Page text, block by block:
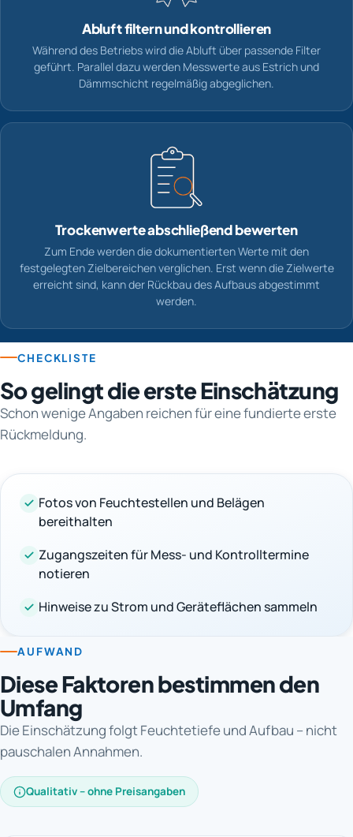
Abluft filtern und kontrollieren
Während des Betriebs wird die Abluft über passende Filter
geführt. Parallel dazu werden Messwerte aus Estrich und
Dämmschicht regelmäßig abgeglichen.
Trockenwerte abschließend bewerten
Zum Ende werden die dokumentierten Werte mit den
festgelegten Zielbereichen verglichen. Erst wenn die Zielwerte
erreicht sind, kann der Rückbau des Aufbaus abgestimmt
werden.
CHECKLISTE
So gelingt die erste Einschätzung
Schon wenige Angaben reichen für eine fundierte erste
Rückmeldung.
Fotos von Feuchtestellen und Belägen
bereithalten
Zugangszeiten für Mess- und Kontrolltermine
notieren
Hinweise zu Strom und Geräteflächen sammeln
AUFWAND
Diese Faktoren bestimmen den
Umfang
Die Einschätzung folgt Feuchtetiefe und Aufbau – nicht
pauschalen Annahmen.
Qualitativ – ohne Preisangaben